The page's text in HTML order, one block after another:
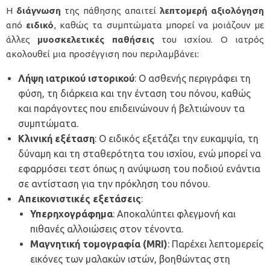
Η διάγνωση της πάθησης απαιτεί λεπτομερή αξιολόγηση
από ειδικό, καθώς τα συμπτώματα μπορεί να μοιάζουν με
άλλες μυοσκελετικές παθήσειςτου ισχίου. Ο ιατρός
ακολουθεί μια προσέγγιση που περιλαμβάνει:
Λήψη ιατρικού ιστορικού: Ο ασθενής περιγράφει τη
φύση, τη διάρκεια και την ένταση του πόνου, καθώς
και παράγοντες που επιδεινώνουν ή βελτιώνουν τα
συμπτώματα.
Κλινική εξέταση: Ο ειδικός εξετάζει την ευκαμψία, τη
δύναμη και τη σταθερότητα του ισχίου, ενώ μπορεί να
εφαρμόσει τεστ όπως η ανύψωση του ποδιού ενάντια
σε αντίσταση για την πρόκληση του πόνου.
Απεικονιστικές εξετάσεις:
Υπερηχογράφημα: Αποκαλύπτει φλεγμονή και
πιθανές αλλοιώσεις στον τένοντα.
Μαγνητική τομογραφία (MRI): Παρέχει λεπτομερείς
εικόνες των μαλακών ιστών, βοηθώντας στη